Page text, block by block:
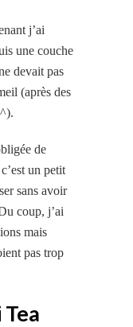
j’ai
une couche
devait pas
(après des
de
un petit
sans avoir
coup, j’ai
mais
pas trop